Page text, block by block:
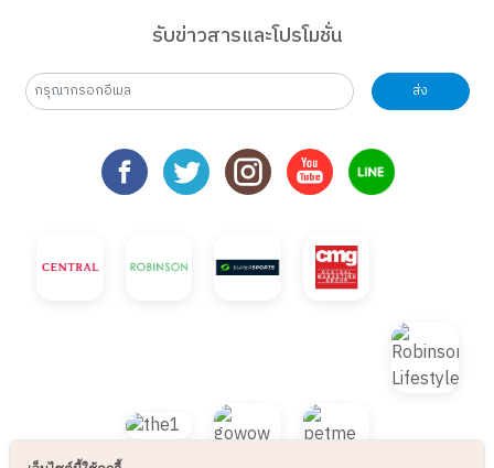
รับข่าวสารและโปรโมชั่น
ส่ง